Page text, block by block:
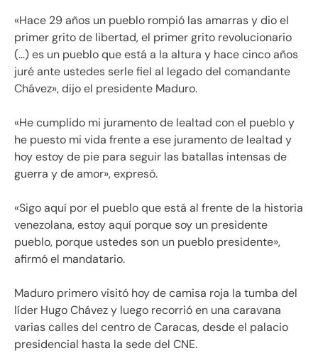
«Hace 29 años un pueblo rompió las amarras y dio el
primer grito de libertad, el primer grito revolucionario
(…) es un pueblo que está a la altura y hace cinco años
juré ante ustedes serle fiel al legado del comandante
Chávez», dijo el presidente Maduro.
«He cumplido mi juramento de lealtad con el pueblo y
he puesto mi vida frente a ese juramento de lealtad y
hoy estoy de pie para seguir las batallas intensas de
guerra y de amor», expresó.
«Sigo aquí por el pueblo que está al frente de la historia
venezolana, estoy aquí porque soy un presidente
pueblo, porque ustedes son un pueblo presidente»,
afirmó el mandatario.
Maduro primero visitó hoy de camisa roja la tumba del
líder Hugo Chávez y luego recorrió en una caravana
varias calles del centro de Caracas, desde el palacio
presidencial hasta la sede del CNE.